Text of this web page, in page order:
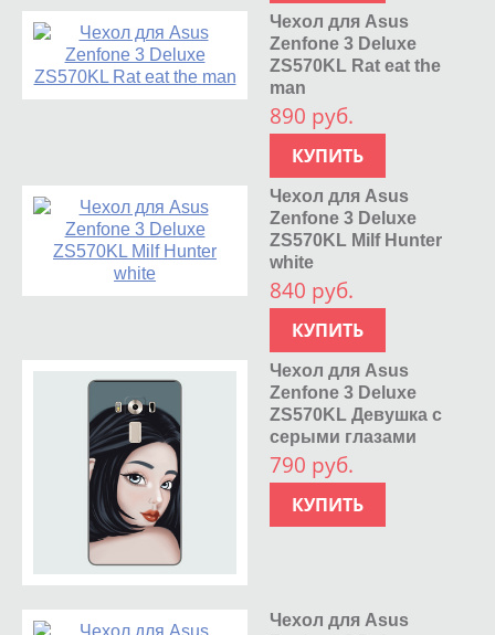
Чехол для Asus
Zenfone 3 Deluxe
ZS570KL Rat eat the
man
890 руб.
КУПИТЬ
Чехол для Asus
Zenfone 3 Deluxe
ZS570KL Milf Hunter
white
840 руб.
КУПИТЬ
Чехол для Asus
Zenfone 3 Deluxe
ZS570KL Девушка с
серыми глазами
790 руб.
КУПИТЬ
Чехол для Asus